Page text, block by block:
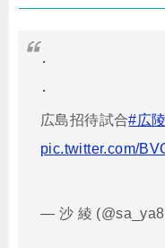
･
･
広島招待試合#広陵
pic.twitter.com/
— 沙 綾